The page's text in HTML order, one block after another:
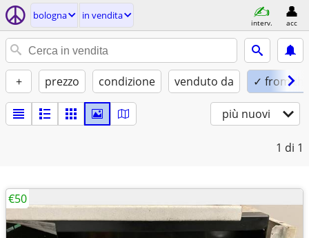
bologna in vendita
interv. acc
+ prezzo condizione venduto da ✓ from
più nuovi
1 di 1
€50